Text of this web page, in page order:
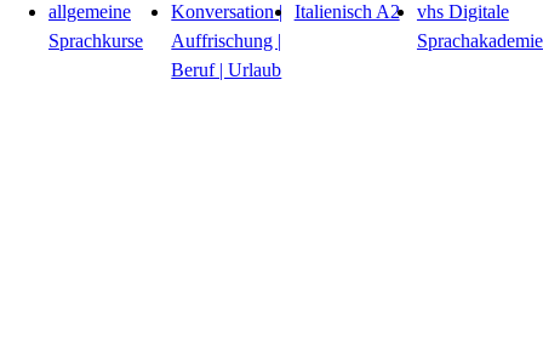
allgemeine
Sprachkurse
Konversation |
Auffrischung |
Beruf | Urlaub
Italienisch A2
vhs Digitale
Sprachakademie